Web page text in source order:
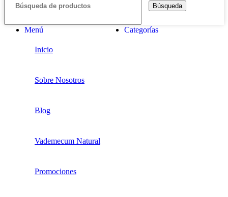
Búsqueda
Menú Categorías
Inicio
Sobre Nosotros
Blog
Vademecum Natural
Promociones